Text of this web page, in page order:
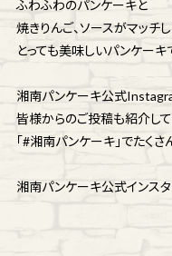
ふわふわのパンケーキと
焼きりんご、ソースがマッチ
とっても美味しいパンケー
湘南パンケーキ公式
皆様からのご投稿も紹介して
「#湘南パンケーキ」でたく
湘南パンケーキ公式インス